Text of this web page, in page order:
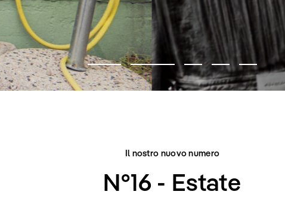
CITY BELONGS TO US
Il nostro nuovo numero
N°16 - Estate